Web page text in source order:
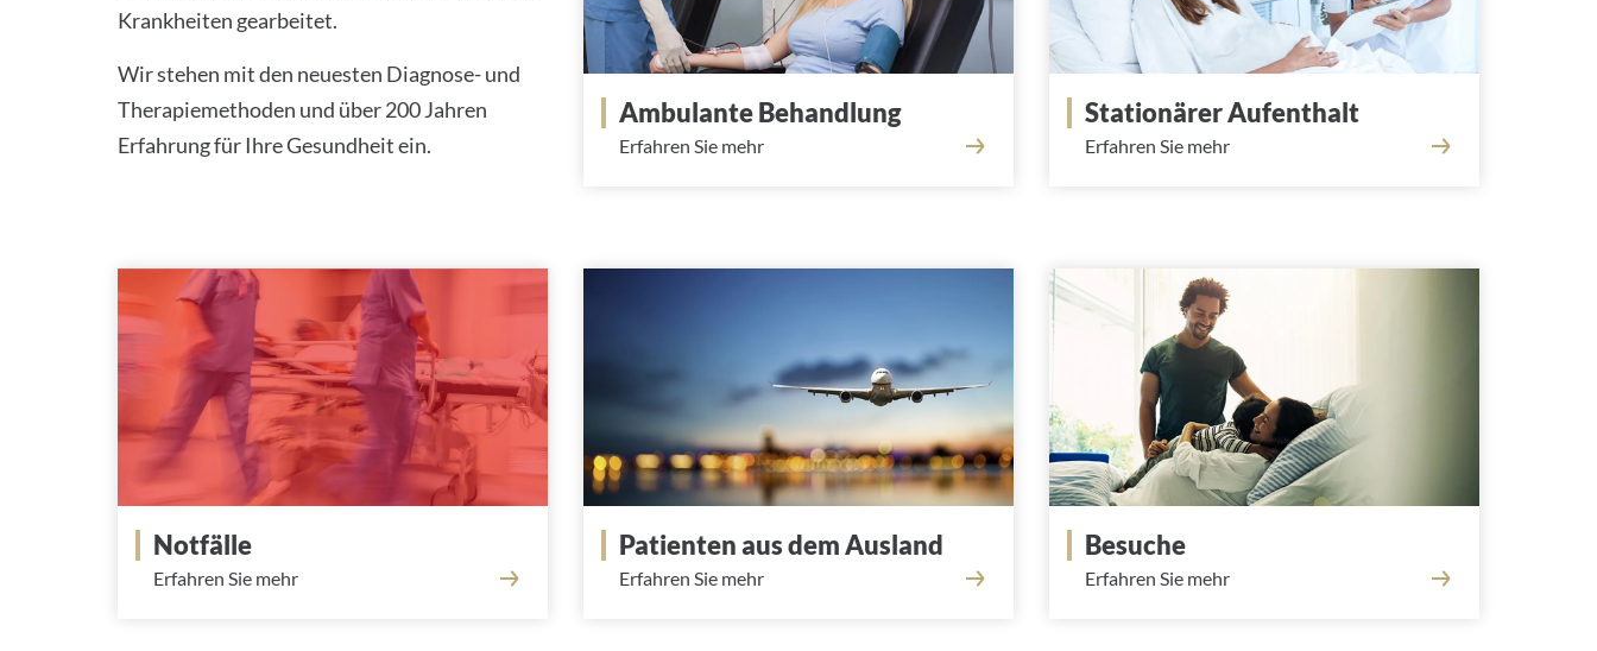
Krankheiten gearbeitet.
Wir stehen mit den neuesten Diagnose- und
Therapiemethoden und über 200 Jahren
Erfahrung für Ihre Gesundheit ein.
Ambulante Behandlung
Erfahren Sie mehr
Stationärer Aufenthalt
Erfahren Sie mehr
Notfälle
Erfahren Sie mehr
Patienten aus dem Ausland
Erfahren Sie mehr
Besuche
Erfahren Sie mehr